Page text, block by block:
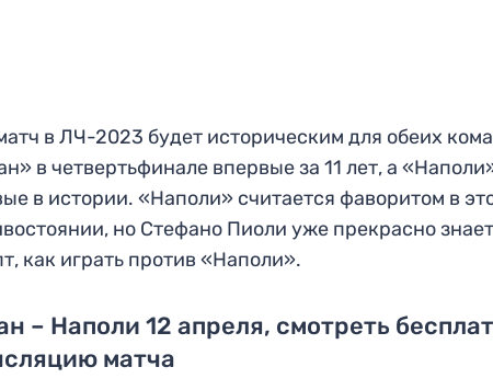
в ЛЧ-2023 будет историческим для обеих
в четвертьфинале впервые за 11 лет, а
в истории. «Наполи» считается фаворитом в
но Стефано Пиоли уже прекрасно знает
как играть против «Наполи».
– Наполи 12 апреля, смотреть
матча